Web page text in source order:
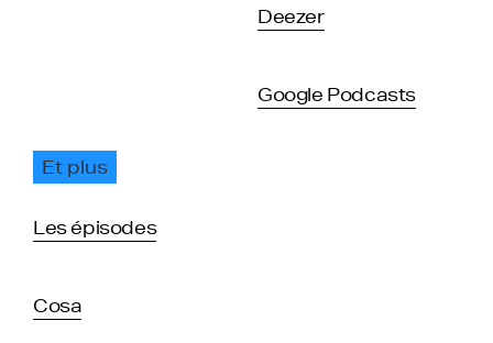
Deezer
Google Podcasts
Et plus
Les épisodes
Cosa